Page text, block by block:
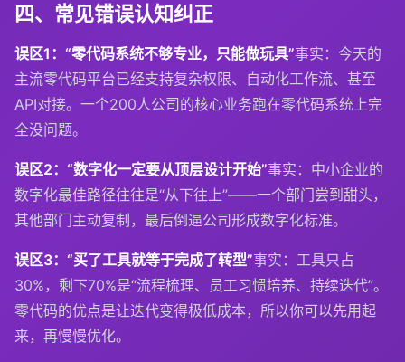
四、常见错误认知纠正
误区1：“零代码系统不够专业，只能做玩具”事实：今天的
主流零代码平台已经支持复杂权限、自动化工作流、甚至
API对接。一个200人公司的核心业务跑在零代码系统上完
全没问题。
误区2：“数字化一定要从顶层设计开始”事实：中小企业的
数字化最佳路径往往是“从下往上”——一个部门尝到甜头，
其他部门主动复制，最后倒逼公司形成数字化标准。
误区3：“买了工具就等于完成了转型”事实：工具只占
30%，剩下70%是“流程梳理、员工习惯培养、持续迭代”。
零代码的优点是让迭代变得极低成本，所以你可以先用起
来，再慢慢优化。